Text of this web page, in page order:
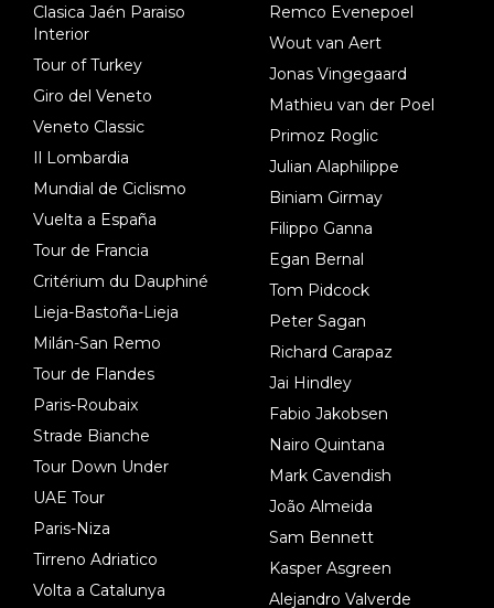
Clasica Jaén Paraiso
Interior
Tour of Turkey
Giro del Veneto
Veneto Classic
Il Lombardia
Mundial de Ciclismo
Vuelta a España
Tour de Francia
Critérium du Dauphiné
Lieja-Bastoña-Lieja
Milán-San Remo
Tour de Flandes
Paris-Roubaix
Strade Bianche
Tour Down Under
UAE Tour
Paris-Niza
Tirreno Adriatico
Volta a Catalunya
Remco Evenepoel
Wout van Aert
Jonas Vingegaard
Mathieu van der Poel
Primoz Roglic
Julian Alaphilippe
Biniam Girmay
Filippo Ganna
Egan Bernal
Tom Pidcock
Peter Sagan
Richard Carapaz
Jai Hindley
Fabio Jakobsen
Nairo Quintana
Mark Cavendish
João Almeida
Sam Bennett
Kasper Asgreen
Alejandro Valverde